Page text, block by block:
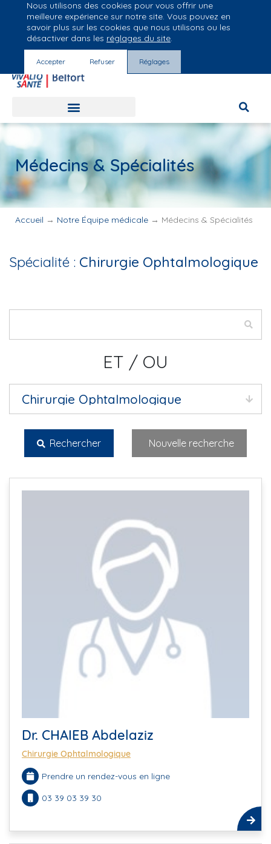
Groupe Vivalto Santé
Entre nous, la vie
Médecins & Spécialités
Accueil → Notre Équipe médicale → Médecins & Spécialités
Spécialité : Chirurgie Ophtalmologique
ET / OU
Rechercher Nouvelle recherche
Dr. CHAIEB Abdelaziz
Chirurgie Ophtalmologique
Prendre un rendez-vous en ligne
03 39 03 39 30
Nous utilisons des cookies pour vous offrir une
meilleure expérience sur notre site. Vous pouvez en
savoir plus sur les cookies que nous utilisons ou les
désactiver dans les réglages du site.
Accepter Refuser Réglages